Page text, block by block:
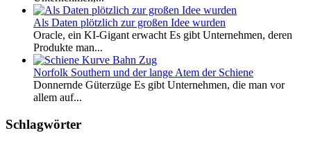
Als Daten plötzlich zur großen Idee wurden
Oracle, ein KI-Gigant erwacht Es gibt Unternehmen, deren
Produkte man...
Norfolk Southern und der lange Atem der Schiene
Donnernde Güterzüge Es gibt Unternehmen, die man vor
allem auf...
Schlagwörter